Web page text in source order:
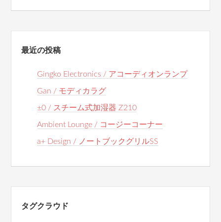
最近の投稿
Gingko Electronics / アコーディオンランプ
Gan / モディカラグ
±0 / スチーム式加湿器 Z210
Ambient Lounge / コージーコーナー
a+ Design / ノートブックグリルSS
タグクラウド